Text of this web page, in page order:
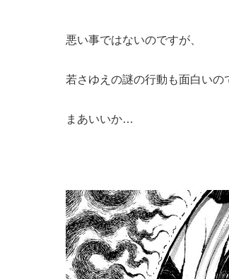
悪い事ではないのですが、
若さゆえの謎の行動も面白いの
まあいいか…